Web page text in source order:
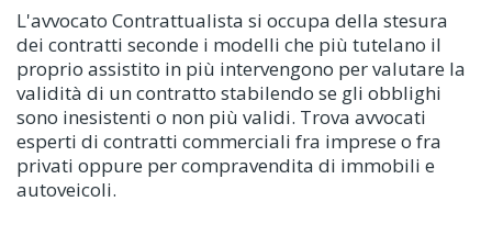
L'avvocato Contrattualista si occupa della stesura
dei contratti seconde i modelli che più tutelano il
proprio assistito in più intervengono per valutare la
validità di un contratto stabilendo se gli obblighi
sono inesistenti o non più validi. Trova avvocati
esperti di contratti commerciali fra imprese o fra
privati oppure per compravendita di immobili e
autoveicoli.